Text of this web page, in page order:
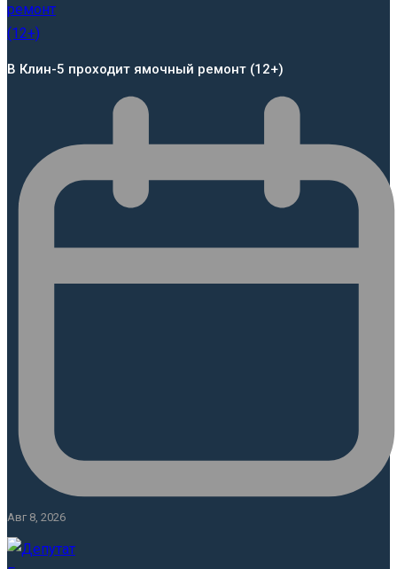
В Клин-5 проходит ямочный ремонт (12+)
Авг 8, 2026